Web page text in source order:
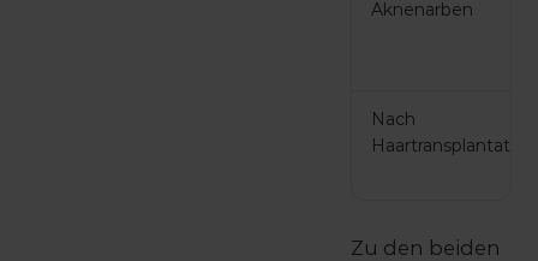
Aknenarben
Nach
Haartransplantation
Zu den beiden